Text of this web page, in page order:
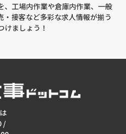
漏洩、減失または毀損の防止と
理のために必要かつ適切な措置
護方針をご覧下さい。
者：棚原 圭太
町古川21-1
43-0056
、工場内作業や倉庫内作業、一般
接客など多彩な求人情報が揃う
けましょう！
/